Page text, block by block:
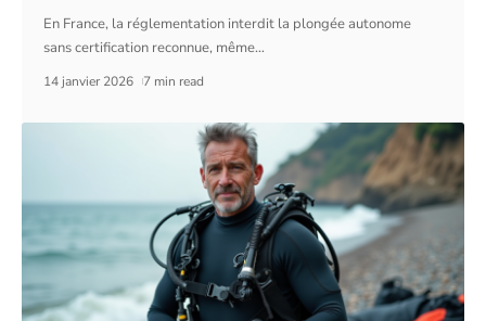
En France, la réglementation interdit la plongée autonome
sans certification reconnue, même…
14 janvier 2026 7 min read